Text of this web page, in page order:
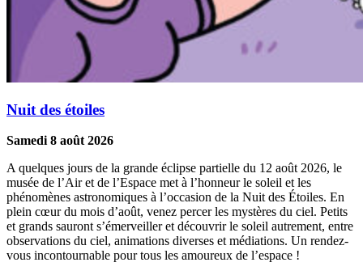
Nuit des étoiles
Samedi 8 août 2026
A quelques jours de la grande éclipse partielle du 12 août 2026, le
musée de l’Air et de l’Espace met à l’honneur le soleil et les
phénomènes astronomiques à l’occasion de la Nuit des Étoiles. En
plein cœur du mois d’août, venez percer les mystères du ciel. Petits
et grands sauront s’émerveiller et découvrir le soleil autrement, entre
observations du ciel, animations diverses et médiations. Un rendez-
vous incontournable pour tous les amoureux de l’espace !